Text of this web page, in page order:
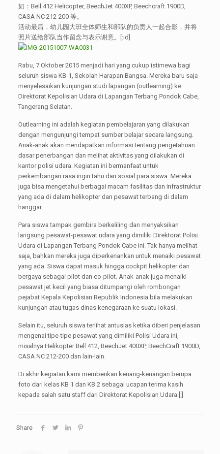
如：Bell 412 Helicopter, BeechJet 400XP, Beechcraft 1900D,
CASA NC 212-200 等。
活动最后，幼儿园大班全体师生和部队的负责人一起合影，并将
照片送给部队当作留念与表示谢意。[:id]
Rabu, 7 Oktober 2015 menjadi hari yang cukup istimewa bagi
seluruh siswa KB-1, Sekolah Harapan Bangsa. Mereka baru saja
menyelesaikan kunjungan studi lapangan (outlearning) ke
Direktorat Kepolisian Udara di Lapangan Terbang Pondok Cabe,
Tangerang Selatan.
Outlearning ini adalah kegiatan pembelajaran yang dilakukan
dengan mengunjungi tempat sumber belajar secara langsung.
Anak-anak akan mendapatkan informasi tentang pengetahuan
dasar penerbangan dan melihat aktivitas yang dilakukan di
kantor polisi udara. Kegiatan ini bermanfaat untuk
perkembangan rasa ingin tahu dan sosial para siswa. Mereka
juga bisa mengetahui berbagai macam fasilitas dan infrastruktur
yang ada di dalam helikopter dan pesawat terbang di dalam
hanggar.
Para siswa tampak gembira berkeliling dan menyaksikan
langsung pesawat-pesawat udara yang dimiliki Direktorat Polisi
Udara di Lapangan Terbang Pondok Cabe ini. Tak hanya melihat
saja, bahkan mereka juga diperkenankan untuk menaiki pesawat
yang ada. Siswa dapat masuk hingga cockpit helikopter dan
bergaya sebagai pilot dan co-pilot. Anak-anak juga menaiki
pesawat jet kecil yang biasa ditumpangi oleh rombongan
pejabat Kepala Kepolisian Republik Indonesia bila melakukan
kunjungan atau tugas dinas kenegaraan ke suatu lokasi.
Selain itu, seluruh siswa terlihat antusias ketika diberi penjelasan
mengenai tipe-tipe pesawat yang dimiliki Polisi Udara ini,
misalnya Helikopter Bell 412, BeechJet 400XP, BeechCraft 1900D,
CASA NC 212-200 dan lain-lain.
Di akhir kegiatan kami memberikan kenang-kenangan berupa
foto dari kelas KB 1 dan KB 2 sebagai ucapan terima kasih
kepada salah satu staff dari Direktorat Kepolisian Udara.[:]
Share